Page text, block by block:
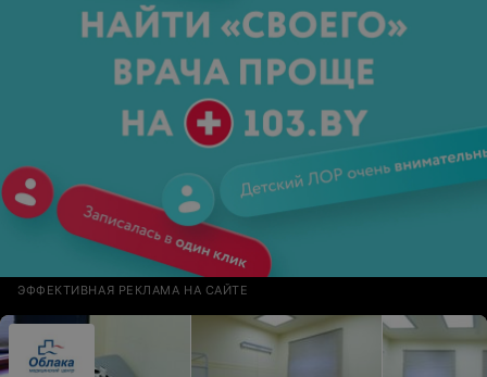
ЭФФЕКТИВНАЯ РЕКЛАМА НА САЙТЕ